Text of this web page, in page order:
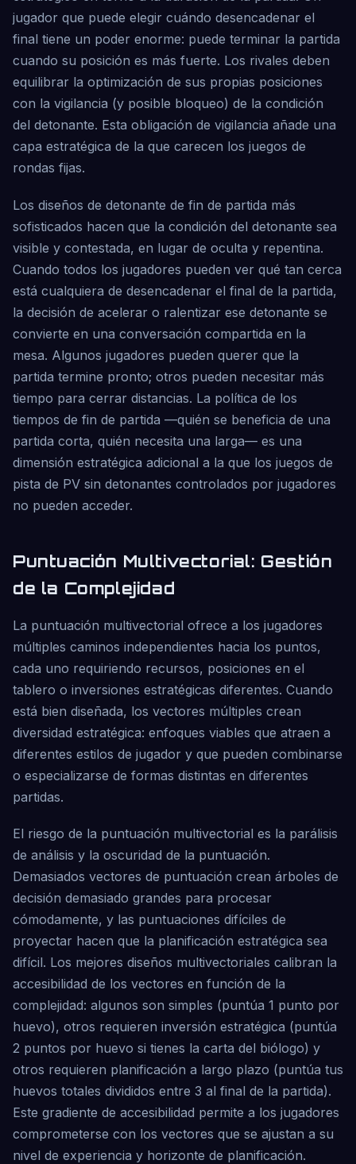
jugador que puede elegir cuándo desencadenar el
final tiene un poder enorme: puede terminar la partida
cuando su posición es más fuerte. Los rivales deben
equilibrar la optimización de sus propias posiciones
con la vigilancia (y posible bloqueo) de la condición
del detonante. Esta obligación de vigilancia añade una
capa estratégica de la que carecen los juegos de
rondas fijas.
Los diseños de detonante de fin de partida más
sofisticados hacen que la condición del detonante sea
visible y contestada, en lugar de oculta y repentina.
Cuando todos los jugadores pueden ver qué tan cerca
está cualquiera de desencadenar el final de la partida,
la decisión de acelerar o ralentizar ese detonante se
convierte en una conversación compartida en la
mesa. Algunos jugadores pueden querer que la
partida termine pronto; otros pueden necesitar más
tiempo para cerrar distancias. La política de los
tiempos de fin de partida —quién se beneficia de una
partida corta, quién necesita una larga— es una
dimensión estratégica adicional a la que los juegos de
pista de PV sin detonantes controlados por jugadores
no pueden acceder.
Puntuación Multivectorial: Gestión
de la Complejidad
La puntuación multivectorial ofrece a los jugadores
múltiples caminos independientes hacia los puntos,
cada uno requiriendo recursos, posiciones en el
tablero o inversiones estratégicas diferentes. Cuando
está bien diseñada, los vectores múltiples crean
diversidad estratégica: enfoques viables que atraen a
diferentes estilos de jugador y que pueden combinarse
o especializarse de formas distintas en diferentes
partidas.
El riesgo de la puntuación multivectorial es la parálisis
de análisis y la oscuridad de la puntuación.
Demasiados vectores de puntuación crean árboles de
decisión demasiado grandes para procesar
cómodamente, y las puntuaciones difíciles de
proyectar hacen que la planificación estratégica sea
difícil. Los mejores diseños multivectoriales calibran la
accesibilidad de los vectores en función de la
complejidad: algunos son simples (puntúa 1 punto por
huevo), otros requieren inversión estratégica (puntúa
2 puntos por huevo si tienes la carta del biólogo) y
otros requieren planificación a largo plazo (puntúa tus
huevos totales divididos entre 3 al final de la partida).
Este gradiente de accesibilidad permite a los jugadores
comprometerse con los vectores que se ajustan a su
nivel de experiencia y horizonte de planificación.